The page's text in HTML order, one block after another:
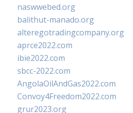
naswwebed.org
balithut-manado.org
alteregotradingcompany.org
aprce2022.com
ibie2022.com
sbcc-2022.com
AngolaOilAndGas2022.com
Convoy4Freedom2022.com
grur2023.org